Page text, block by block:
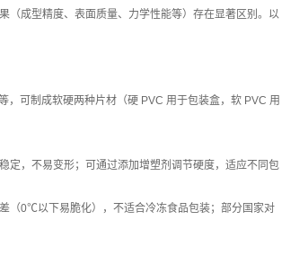
（成型精度、表面质量、力学性能等）存在显著区别。以
可制成软硬两种片材（硬 PVC 用于包装盒，软 PVC 用
定，不易变形；可通过添加增塑剂调节硬度，适应不同包
（0℃以下易脆化），不适合冷冻食品包装；部分国家对